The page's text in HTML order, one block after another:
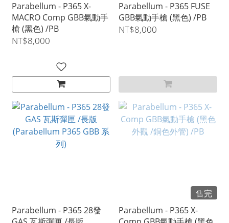
Parabellum - P365 X-
MACRO Comp GBB氣動手
槍 (黑色) /PB
NT$8,000
Parabellum - P365 FUSE
GBB氣動手槍 (黑色) /PB
NT$8,000
Parabellum - P365 28發
售完
Parabellum - P365 X-